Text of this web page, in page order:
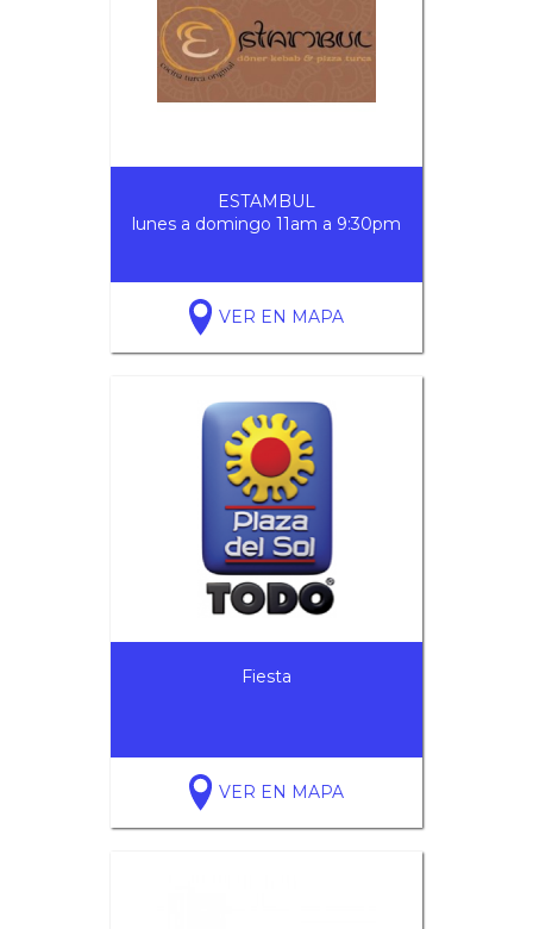
ESTAMBUL
lunes a domingo 11am a 9:30pm
VER EN MAPA
Fiesta
VER EN MAPA